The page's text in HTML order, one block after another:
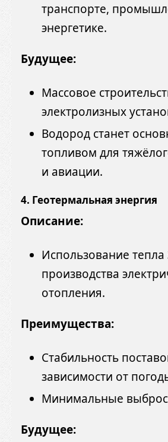
транспорте,
энергетике.
Будущее:
Массовое
электролизных
Водород станет
топливом для
и авиации.
4. Геотермальная энергия
Описание:
Использование
производства
отопления.
Преимущества:
Стабильность
зависимости от
Минимальные
Будущее: